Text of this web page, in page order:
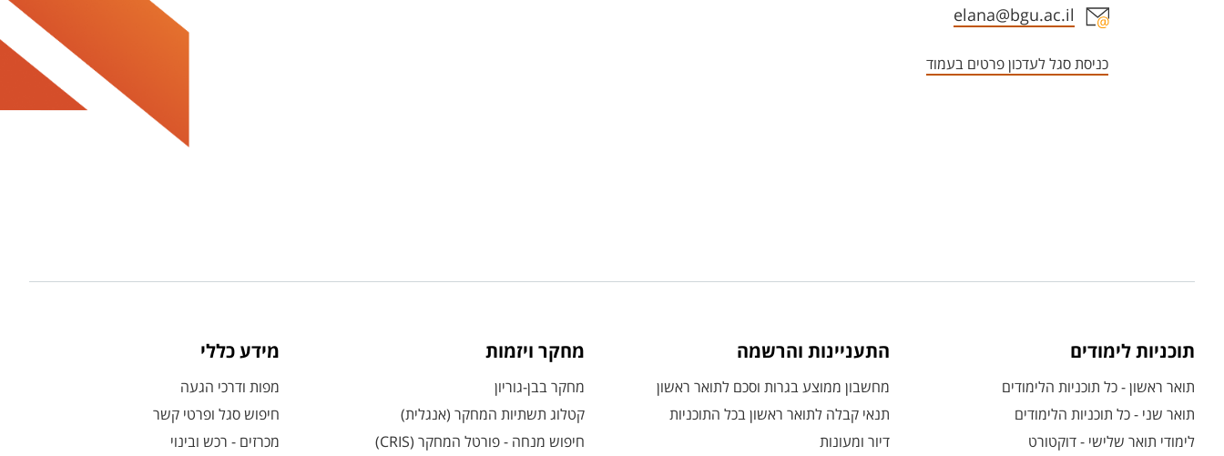
אזור צור קשר עם איש הסגל
elana@bgu.ac.il
כניסת סגל לעדכון פרטים בעמוד
תוכניות לימודים
תואר ראשון - כל תוכניות הלימודים
תואר שני - כל תוכניות הלימודים
לימודי תואר שלישי - דוקטורט
התעניינות והרשמה
מחשבון ממוצע בגרות וסכם לתואר ראשון
תנאי קבלה לתואר ראשון בכל התוכניות
דיור ומעונות
מחקר ויזמות
מחקר בבן-גוריון
קטלוג תשתיות המחקר (אנגלית)
חיפוש מנחה - פורטל המחקר (CRIS)
מידע כללי
מפות ודרכי הגעה
חיפוש סגל ופרטי קשר
מכרזים - רכש ובינוי